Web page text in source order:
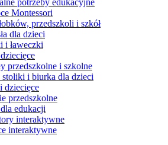
potrzeby edukacyjne
Montessori
przedszkoli i szkół
dla dzieci
i ławeczki
przedszkolne i szkolne
stoliki i biurka dla dzieci
dziecięce
przedszkolne
edukacji
interaktywne
interaktywne